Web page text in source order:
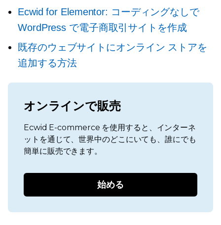
Ecwid for Elementor: コーディングなしで
WordPress で電子商取引サイトを作成
既存のウェブサイトにオンライン ストアを
追加する方法
オンラインで販売
Ecwid E-commerce を使用すると、インターネ
ットを通じて、世界中のどこにいても、誰にでも
簡単に販売できます。
始める